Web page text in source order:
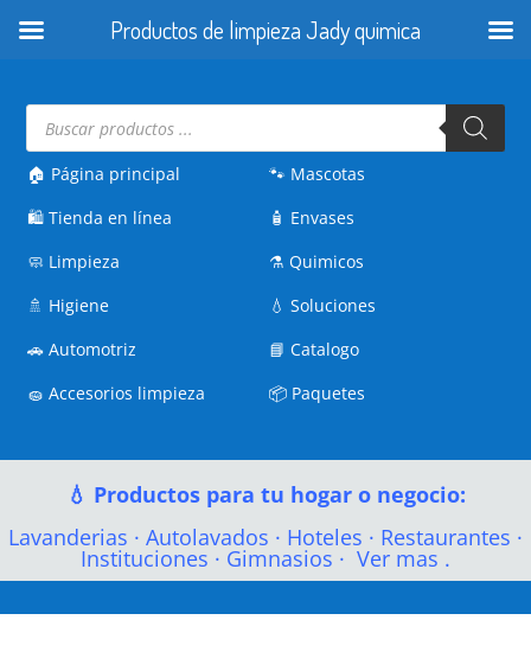
Búsqueda
productos
🏠 Página principal
🛍️Tienda en línea
🧼 Limpieza
🚿 Higiene
🚗Automotriz
🧽Accesorios limpieza
🐾 Mascotas
🧴 Envases
⚗️Quimicos
💧Soluciones
📘Catalogo
📦 Paquetes
💧 Productos para tu hogar o negocio:
Lavanderias · Autolavados · Hoteles · Restaurantes ·
Instituciones · Gimnasios · Ver mas .
Productos de limpieza Jady quimica